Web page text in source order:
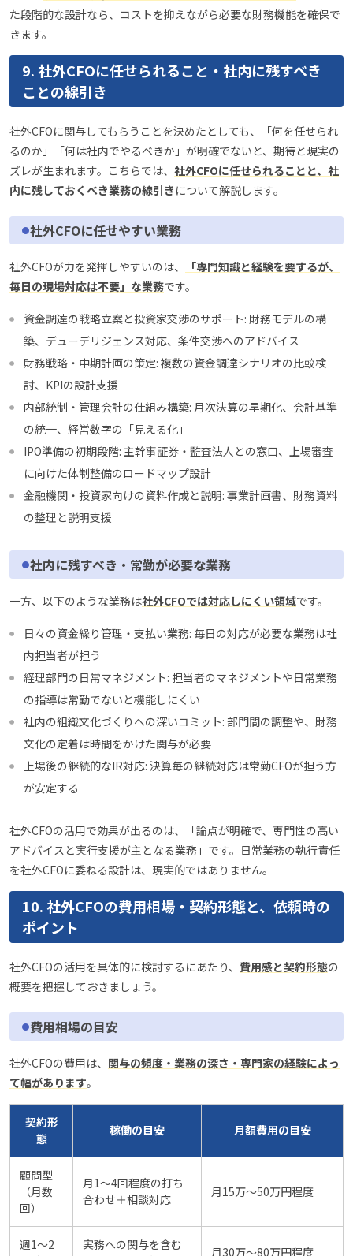
た段階的な設計なら、コストを抑えながら必要な財務機能を確保で
きます。
9. 社外CFOに任せられること・社内に残すべき
ことの線引き
社外CFOに関与してもらうことを決めたとしても、「何を任せられ
るのか」「何は社内でやるべきか」が明確でないと、期待と現実の
ズレが生まれます。こちらでは、 社外CFOに任せられることと、社
内に残しておくべき業務の線引き について解説します。
社外CFOに任せやすい業務
社外CFOが力を発揮しやすいのは、
「専門知識と経験を要するが、
毎日の現場対応は不要」な業務です。
資金調達の戦略立案と投資家交渉のサポート: 財務モデルの構
築、デューデリジェンス対応、条件交渉へのアドバイス
財務戦略・中期計画の策定: 複数の資金調達シナリオの比較検
討、KPIの設計支援
内部統制・管理会計の仕組み構築: 月次決算の早期化、会計基準
の統一、経営数字の「見える化」
IPO準備の初期段階: 主幹事証券・監査法人との窓口、上場審査
に向けた体制整備のロードマップ設計
金融機関・投資家向けの資料作成と説明: 事業計画書、財務資料
の整理と説明支援
社内に残すべき・常勤が必要な業務
一方、以下のような業務は社外CFOでは対応しにくい領域です。
日々の資金繰り管理・支払い業務: 毎日の対応が必要な業務は社
内担当者が担う
経理部門の日常マネジメント: 担当者のマネジメントや日常業務
の指導は常勤でないと機能しにくい
社内の組織文化づくりへの深いコミット: 部門間の調整や、財務
文化の定着は時間をかけた関与が必要
上場後の継続的なIR対応: 決算毎の継続対応は常勤CFOが担う方
が安定する
社外CFOの活用で効果が出るのは、「論点が明確で、専門性の高い
アドバイスと実行支援が主となる業務」です。日常業務の執行責任
を社外CFOに委ねる設計は、現実的ではありません。
10. 社外CFOの費用相場・契約形態と、依頼時の
ポイント
社外CFOの活用を具体的に検討するにあたり、 費用感と契約形態の
概要を把握しておきましょう。
費用相場の目安
社外CFOの費用は、 関与の頻度・業務の深さ・専門家の経験によっ
て幅があります。
契約形
態
稼働の目安 月額費用の目安
顧問型
（月数
回）
月1〜4回程度の打ち
合わせ＋相談対応
月15万〜50万円程度
週1〜2
実務への関与を含む
月30万〜80万円程度